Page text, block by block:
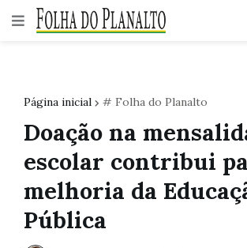
Página inicial # Folha do Planalto
Doação na
escolar contribui
melhoria da
Pública